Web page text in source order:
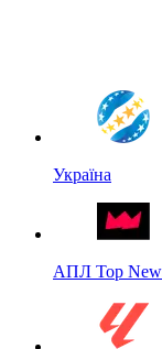
Україна
АПЛ Top